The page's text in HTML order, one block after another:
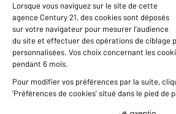
International
Nous contacter